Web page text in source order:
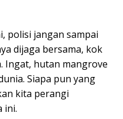
polisi jangan sampai
dijaga bersama, kok
Ingat, hutan mangrove
Siapa pun yang
kita perangi
ini.